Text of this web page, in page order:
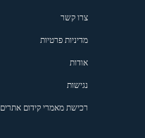
צרו קשר
מדיניות פרטיות
אודות
נגישות
רכישת מאמרי קידום אתרים